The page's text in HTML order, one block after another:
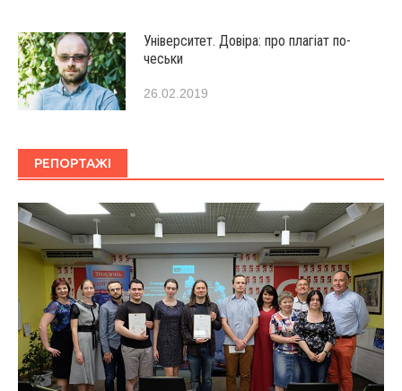
Університет. Довіра: про плагіат по-
чеськи
26.02.2019
РЕПОРТАЖІ